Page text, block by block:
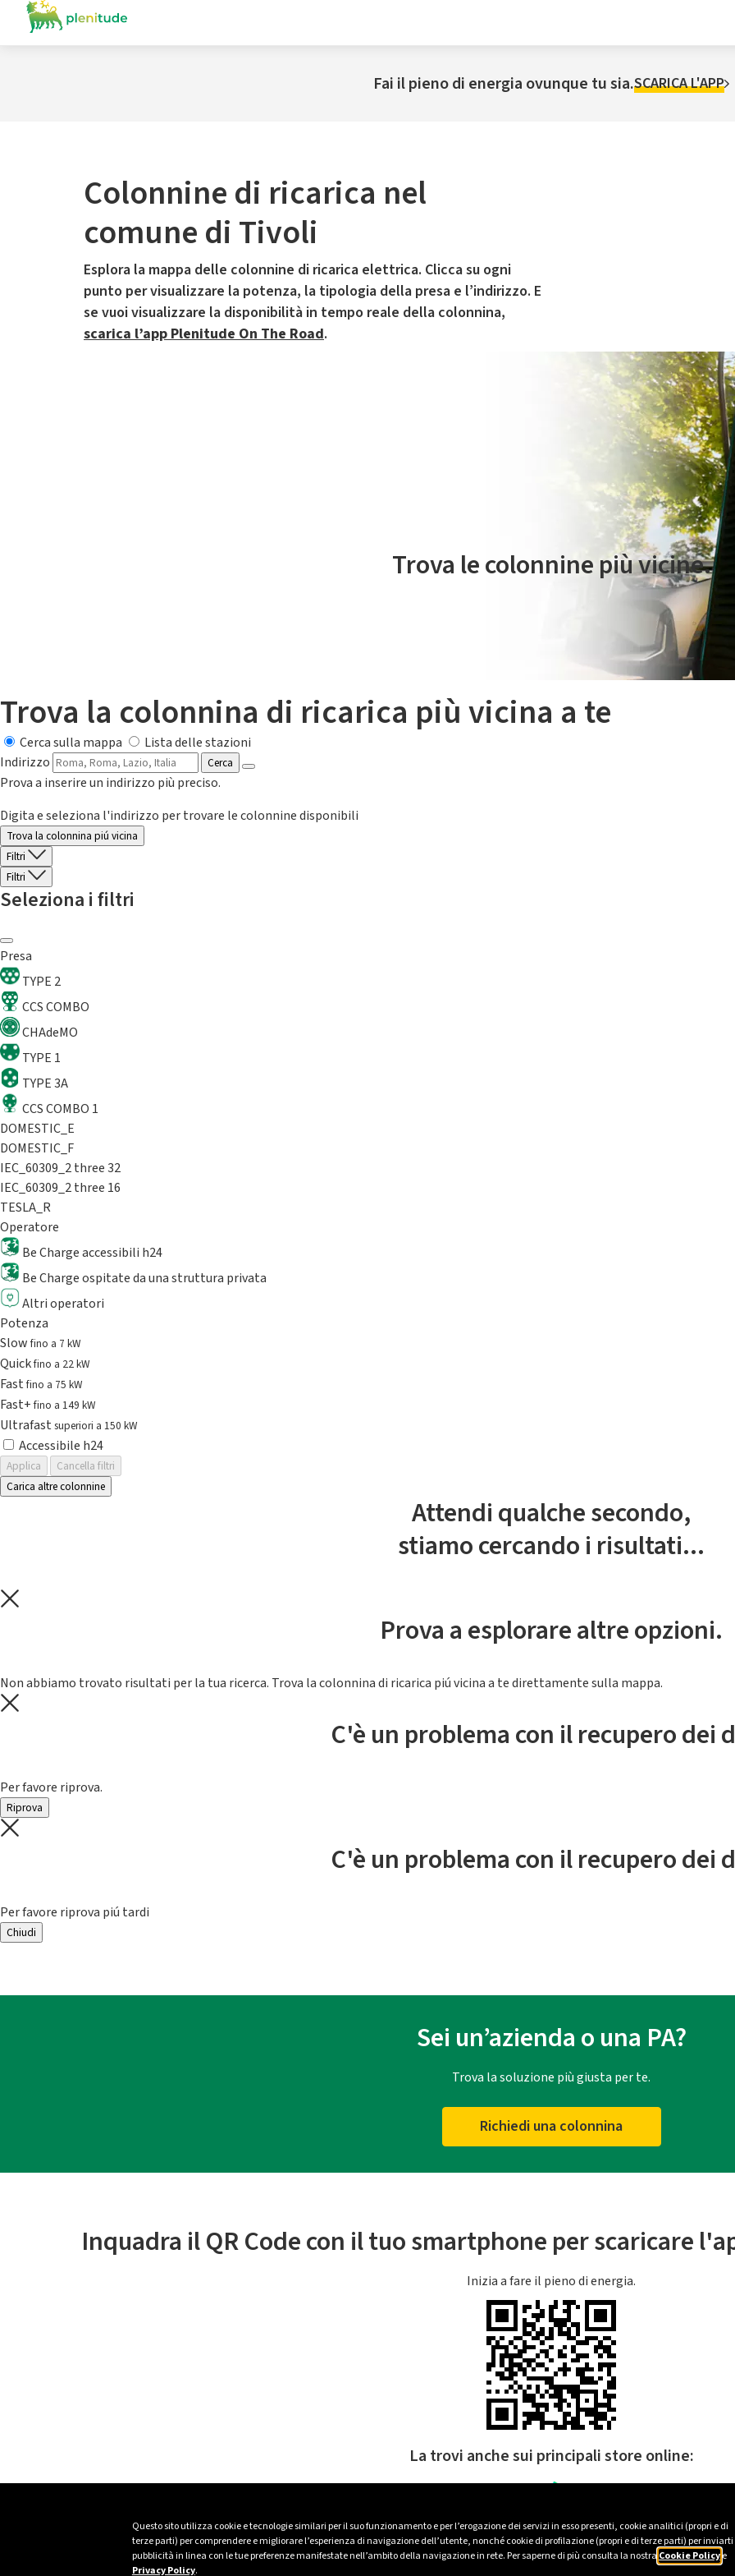
Questo sito utilizza cookie e tecnologie similari per il suo funzionamento e per l’erogazione dei servizi in esso presenti, cookie analitici (propri e di
terze parti) per comprendere e migliorare l’esperienza di navigazione dell’utente, nonché cookie di profilazione (propri e di terze parti) per inviarti
pubblicità in linea con le tue preferenze manifestate nell’ambito della navigazione in rete. Per saperne di più consulta la nostra Cookie Policye
Privacy Policy.
Fai il pieno di energia ovunque tu sia.SCARICA L'APP
Colonnine di ricarica nel
comune di Tivoli
Esplora la mappa delle colonnine di ricarica elettrica. Clicca su ogni
punto per visualizzare la potenza, la tipologia della presa e l’indirizzo. E
se vuoi visualizzare la disponibilità in tempo reale della colonnina,
scarica l’app Plenitude On The Road.
Il servizio di mobilità elettrica è gestito da Plenitude On The Road
Trova le colonnine più vicine.
Trova la colonnina di ricarica più vicina a te
Cerca sulla mappa
Lista delle stazioni
Indirizzo
Cerca
Prova a inserire un indirizzo più preciso.
Digita e seleziona l'indirizzo per trovare le colonnine disponibili
Trova la colonnina piú vicina
Filtri
Filtri
Seleziona i filtri
Presa
TYPE 2
CCS COMBO
CHAdeMO
TYPE 1
TYPE 3A
CCS COMBO 1
DOMESTIC_E
DOMESTIC_F
IEC_60309_2 three 32
IEC_60309_2 three 16
TESLA_R
Operatore
Be Charge accessibili h24
Be Charge ospitate da una struttura privata
Altri operatori
Potenza
Slowfino a 7 kW
Quickfino a 22 kW
Fastfino a 75 kW
Fast+fino a 149 kW
Ultrafast superiori a 150 kW
Accessibile h24
Applica
Cancella filtri
Carica altre colonnine
Attendi qualche secondo,
stiamo cercando i risultati...
Prova a esplorare altre opzioni.
Non abbiamo trovato risultati per la tua ricerca. Trova la colonnina di ricarica piú vicina a te direttamente sulla mappa.
C'è un problema con il recupero dei
Per favore riprova.
Riprova
C'è un problema con il recupero dei
Per favore riprova piú tardi
Chiudi
Sei un’azienda o una PA?
Trova la soluzione più giusta per te.
Richiedi una colonnina
Inquadra il QR Code con il tuo smartphone per scaricare
Inizia a fare il pieno di energia.
La trovi anche sui principali store online: